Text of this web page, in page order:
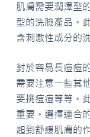
肌膚需要潤澤型
型的洗臉產品。
含刺激性成分的
對於容易長痘痘
需要注意一些其
要挑痘痘等等。
重要。選擇適合
起到舒緩肌膚的